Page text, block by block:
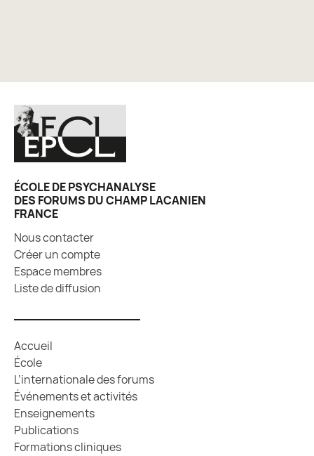
ÉCOLE DE PSYCHANALYSE
DES FORUMS DU CHAMP LACANIEN
FRANCE
Nous contacter
Créer un compte
Espace membres
Liste de diffusion
Accueil
École
L’internationale des forums
Événements et activités
Enseignements
Publications
Formations cliniques